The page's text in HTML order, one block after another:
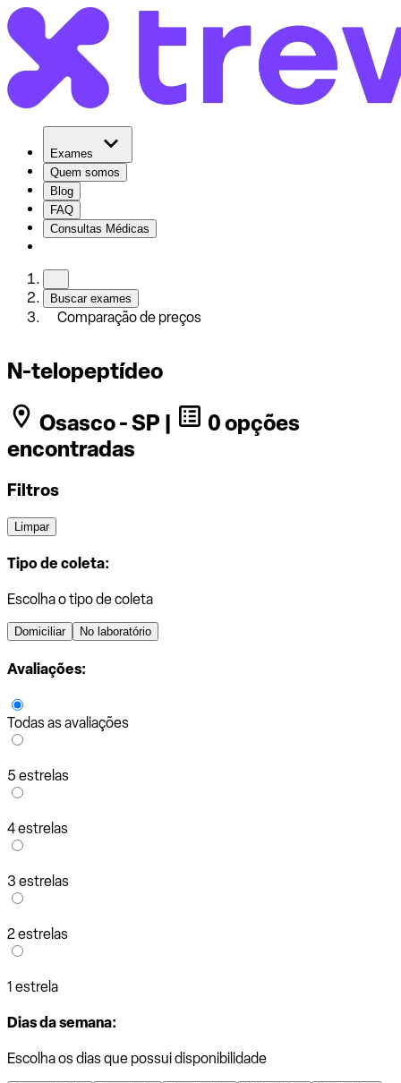
Exames
Quem somos
Blog
FAQ
Consultas Médicas
Buscar exames
Comparação de preços
N-telopeptídeo
Osasco - SP |
0 opções
encontradas
Filtros
Limpar
Tipo de coleta:
Escolha o tipo de coleta
Domiciliar No laboratório
Avaliações:
Todas as avaliações
5 estrelas
4 estrelas
3 estrelas
2 estrelas
1 estrela
Dias da semana:
Escolha os dias que possui disponibilidade